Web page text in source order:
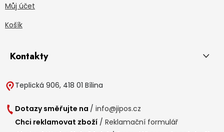
Můj účet
Košík
Kontakty
Teplická 906, 418 01 Bílina
Dotazy směřujte na / info@jipos.cz
Chci reklamovat zboží / Reklamační formulář